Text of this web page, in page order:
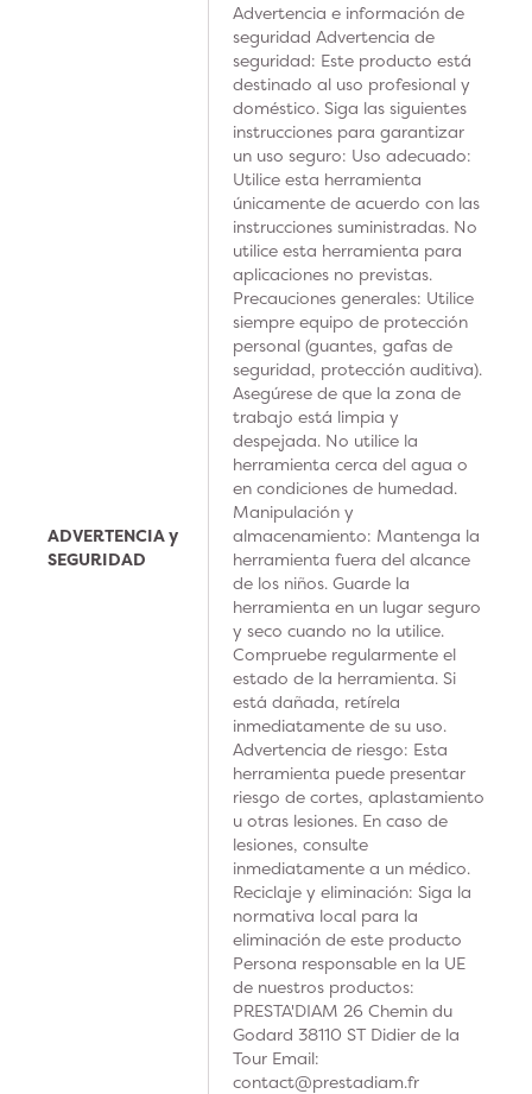
ADVERTENCIA y
SEGURIDAD
Advertencia e información de
seguridad Advertencia de
seguridad: Este producto está
destinado al uso profesional y
doméstico. Siga las siguientes
instrucciones para garantizar
un uso seguro: Uso adecuado:
Utilice esta herramienta
únicamente de acuerdo con las
instrucciones suministradas. No
utilice esta herramienta para
aplicaciones no previstas.
Precauciones generales: Utilice
siempre equipo de protección
personal (guantes, gafas de
seguridad, protección auditiva).
Asegúrese de que la zona de
trabajo está limpia y
despejada. No utilice la
herramienta cerca del agua o
en condiciones de humedad.
Manipulación y
almacenamiento: Mantenga la
herramienta fuera del alcance
de los niños. Guarde la
herramienta en un lugar seguro
y seco cuando no la utilice.
Compruebe regularmente el
estado de la herramienta. Si
está dañada, retírela
inmediatamente de su uso.
Advertencia de riesgo: Esta
herramienta puede presentar
riesgo de cortes, aplastamiento
u otras lesiones. En caso de
lesiones, consulte
inmediatamente a un médico.
Reciclaje y eliminación: Siga la
normativa local para la
eliminación de este producto
Persona responsable en la UE
de nuestros productos:
PRESTA'DIAM 26 Chemin du
Godard 38110 ST Didier de la
Tour Email:
contact@prestadiam.fr